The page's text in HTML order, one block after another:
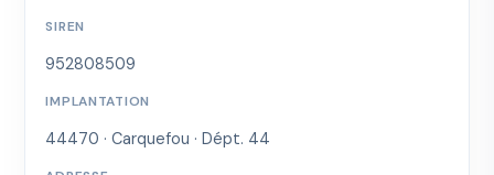
SIREN
952808509
IMPLANTATION
44470 · Carquefou · Dépt. 44